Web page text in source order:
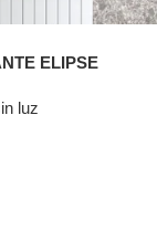
ELIPSE
luz